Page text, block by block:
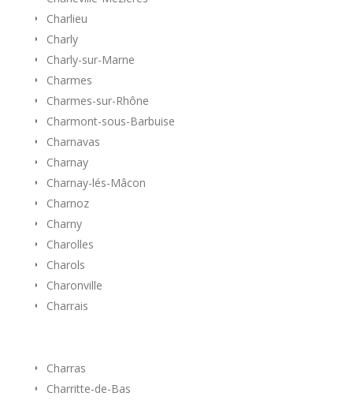
Charlieu
Charly
Charly-sur-Marne
Charmes
Charmes-sur-Rhône
Charmont-sous-Barbuise
Charnavas
Charnay
Charnay-lés-Mâcon
Charnoz
Charny
Charolles
Charols
Charonville
Charrais
Charras
Charritte-de-Bas